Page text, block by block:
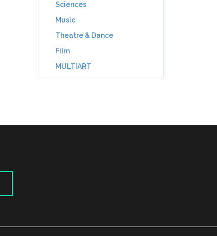
Sciences
Music
Theatre & Dance
Film
MULTIART